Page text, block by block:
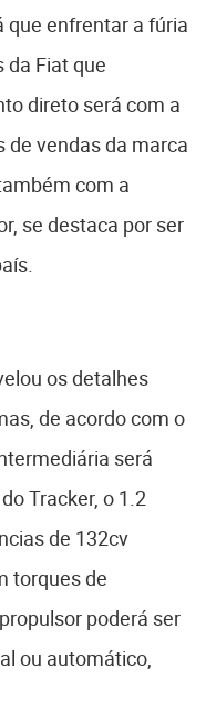
que enfrentar a fúria
da Fiat que
direto será com a
de vendas da marca
com a
se destaca por ser
os detalhes
de acordo com o
será
Tracker, o 1.2
de 132cv
torques de
poderá ser
ou automático,